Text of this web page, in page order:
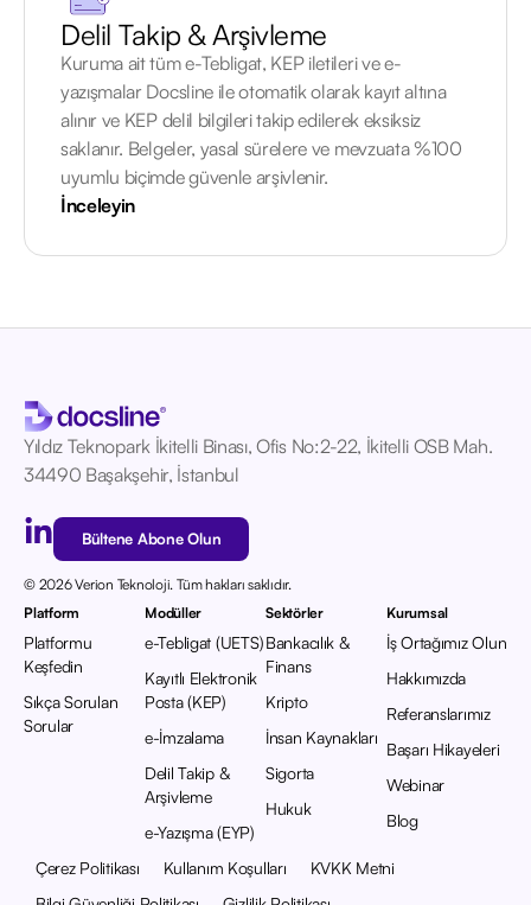
Delil Takip & Arşivleme
Kuruma ait tüm e-Tebligat, KEP iletileri ve e-
yazışmalar Docsline ile otomatik olarak kayıt altına
alınır ve KEP delil bilgileri takip edilerek eksiksiz
saklanır. Belgeler, yasal sürelere ve mevzuata %100
uyumlu biçimde güvenle arşivlenir.
İnceleyin
Yıldız Teknopark İkitelli Binası, Ofis No:2-22, İkitelli OSB Mah.
34490 Başakşehir, İstanbul
Bültene Abone Olun
© 2026 Verion Teknoloji. Tüm hakları saklıdır.
Platform
Platformu
Keşfedin
Sıkça Sorulan
Sorular
Modüller
e-Tebligat (UETS)
Kayıtlı Elektronik
Posta (KEP)
e-İmzalama
Delil Takip &
Arşivleme
e-Yazışma (EYP)
Sektörler
Bankacılık &
Finans
Kripto
İnsan Kaynakları
Sigorta
Hukuk
Kurumsal
İş Ortağımız Olun
Hakkımızda
Referanslarımız
Başarı Hikayeleri
Webinar
Blog
Çerez Politikası Kullanım Koşulları
KVKK Metni